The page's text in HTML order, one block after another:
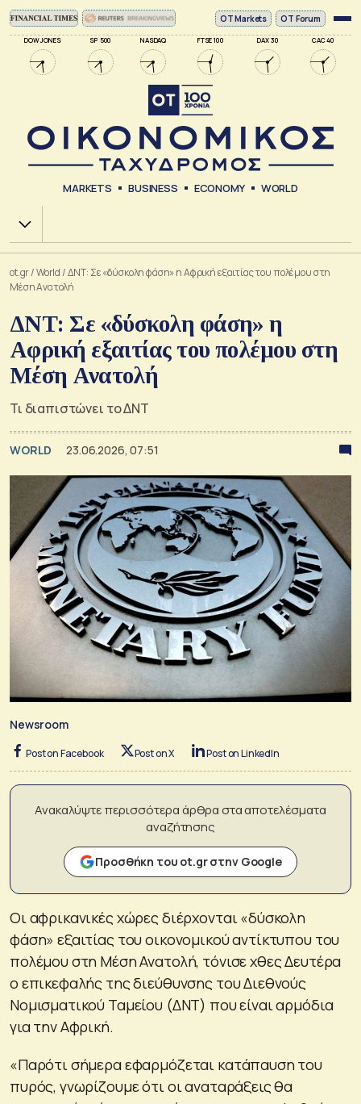
DOW JONES SP 500 NASDAQ FTSE 100 DAX 30 CAC 40
ΟΤ Markets OT Forum
MARKETS BUSINESS ECONOMY WORLD
Χ.Α.
ot.gr/World /ΔΝΤ: Σε «δύσκολη φάση» η Αφρική εξαιτίας του πολέμου στη
Μέση Ανατολή
ΔΝΤ: Σε «δύσκολη φάση» η
Αφρική εξαιτίας του πολέμου στη
Μέση Ανατολή
Τι διαπιστώνει το ΔΝΤ
WORLD 23.06.2026, 07:51
Newsroom
Post on Facebook Post on X Post on LinkedIn
Ανακαλύψτε περισσότερα άρθρα στα αποτελέσματα
αναζήτησης
Προσθήκη του ot.gr στην Google
Οι αφρικανικές χώρες διέρχονται «δύσκολη
φάση» εξαιτίας του οικονομικού αντίκτυπου του
πολέμου στη Μέση Ανατολή, τόνισε χθες Δευτέρα
ο επικεφαλής της διεύθυνσης του Διεθνούς
Νομισματικού Ταμείου (ΔΝΤ) που είναι αρμόδια
για την Αφρική.
«Παρότι σήμερα εφαρμόζεται κατάπαυση του
πυρός, γνωρίζουμε ότι οι αναταράξεις θα